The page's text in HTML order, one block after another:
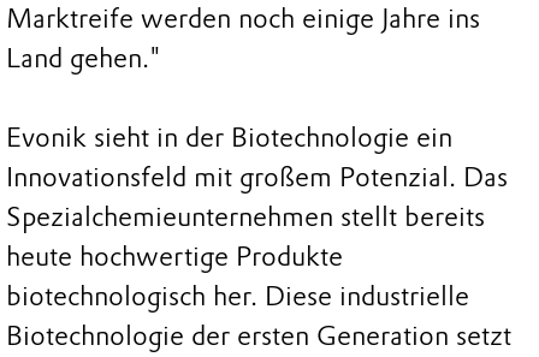
Marktreife werden noch einige Jahre ins
Land gehen."
Evonik sieht in der Biotechnologie ein
Innovationsfeld mit großem Potenzial. Das
Spezialchemieunternehmen stellt bereits
heute hochwertige Produkte
biotechnologisch her. Diese industrielle
Biotechnologie der ersten Generation setzt